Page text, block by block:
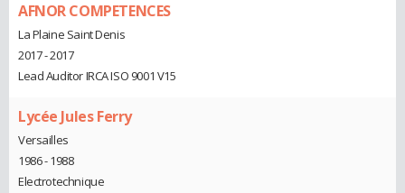
AFNOR COMPETENCES
La Plaine Saint Denis
2017 - 2017
Lead Auditor IRCA ISO 9001 V15
Lycée Jules Ferry
Versailles
1986 - 1988
Electrotechnique